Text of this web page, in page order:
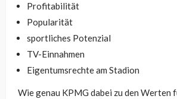
Profitabilität
Popularität
sportliches Potenzial
TV-Einnahmen
Eigentumsrechte am Stadion
Wie genau KPMG dabei zu den Werten